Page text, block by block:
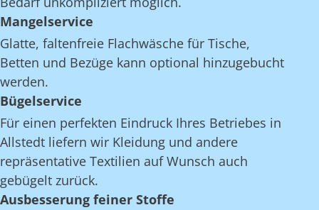
Mangelservice
Glatte, faltenfreie Flachwäsche für Tische,
Betten und Bezüge kann optional hinzugebucht
werden.
Bügelservice
Für einen perfekten Eindruck Ihres Betriebes in
Allstedt liefern wir Kleidung und andere
repräsentative Textilien auf Wunsch auch
gebügelt zurück.
Ausbesserung feiner Stoffe